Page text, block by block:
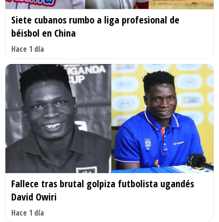
Siete cubanos rumbo a liga profesional de
béisbol en China
Hace 1 día
Fallece tras brutal golpiza futbolista ugandés
David Owiri
Hace 1 día